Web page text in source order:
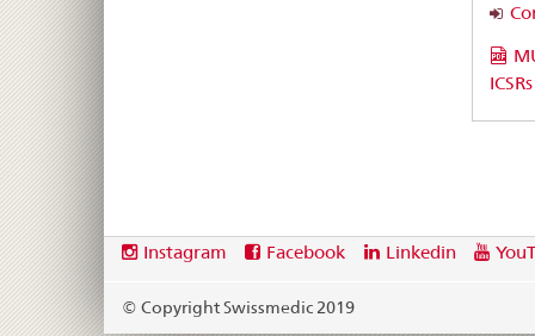
Footer
Social
links
Instagram Facebook Linkedin
© Copyright Swissmedic 2019